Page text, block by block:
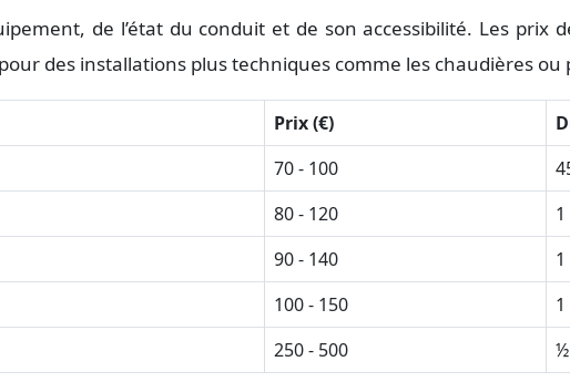
de l’état du conduit et de son accessibilité. Les prix
pour des installations plus techniques comme les chaudières ou
Prix (€)
70 - 100
80 - 120
90 - 140
100 - 150
250 - 500